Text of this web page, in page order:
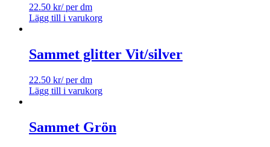
22.50 kr/ per dm
Lägg till i varukorg
Sammet glitter Vit/silver
22.50 kr/ per dm
Lägg till i varukorg
Sammet Grön